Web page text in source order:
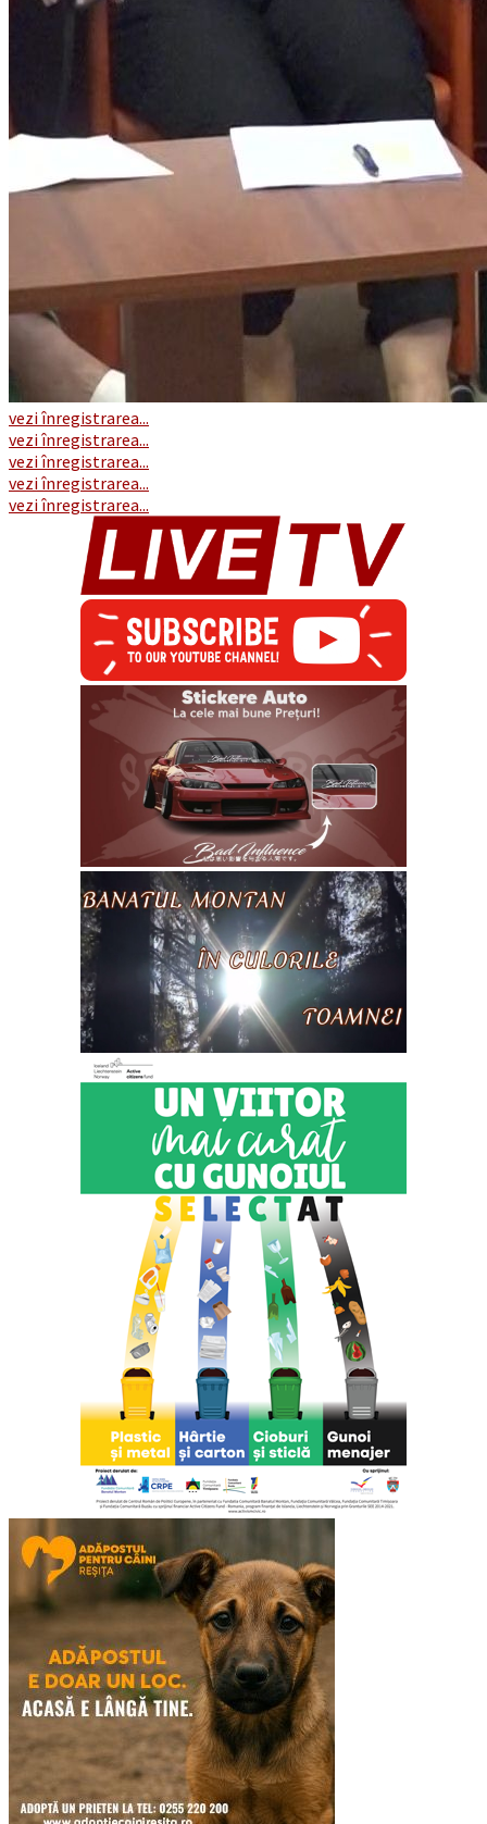
vezi înregistrarea...
vezi înregistrarea...
vezi înregistrarea...
vezi înregistrarea...
vezi înregistrarea...